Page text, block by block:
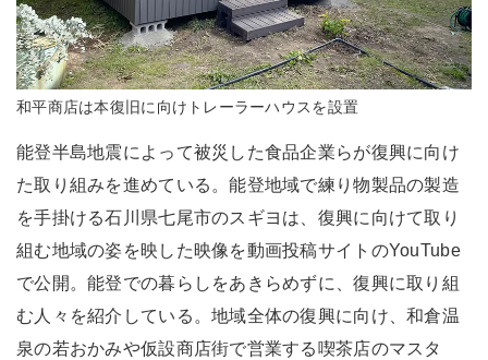
和平商店は本復旧に向けトレーラーハウスを設置
能登半島地震によって被災した食品企業らが復興に向け
た取り組みを進めている。能登地域で練り物製品の製造
を手掛ける石川県七尾市のスギヨは、復興に向けて取り
組む地域の姿を映した映像を動画投稿サイトのYouTube
で公開。能登での暮らしをあきらめずに、復興に取り組
む人々を紹介している。地域全体の復興に向け、和倉温
泉の若おかみや仮設商店街で営業する喫茶店のマスタ